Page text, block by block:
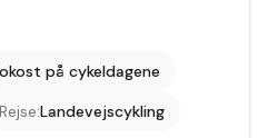
på cykeldagene
Rejse:Landevejscykling